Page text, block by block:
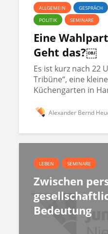
ALLGEMEIN GESPRÄCH
POLITIK
SEMINARE
Eine
Geht das?￼
Es ist kurz nach 22
Tribüne“, eine
Küchengarten in
Alexander Bernd
LEBEN SEMINARE
Zwischen
Bedeutung